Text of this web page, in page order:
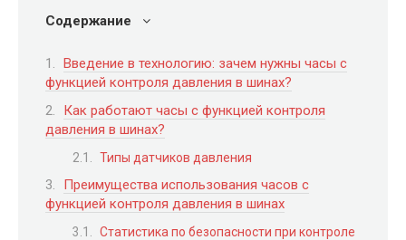
Содержание
Введение в технологию: зачем нужны часы с
функцией контроля давления в шинах?
Как работают часы с функцией контроля
давления в шинах?
Типы датчиков давления
Преимущества использования часов с
функцией контроля давления в шинах
Статистика по безопасности при контроле